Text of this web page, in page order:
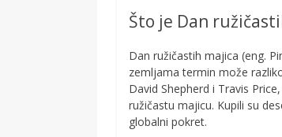
Što je Dan
Dan ružičastih majica (eng.
zemljama termin može
David Shepherd i Travis
ružičastu majicu. Kupili su
globalni pokret.